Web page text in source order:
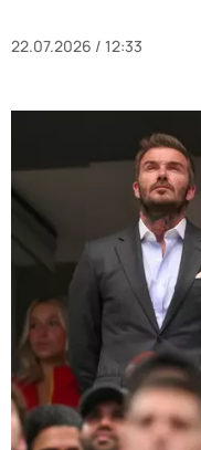
22.07.2026 / 12:33